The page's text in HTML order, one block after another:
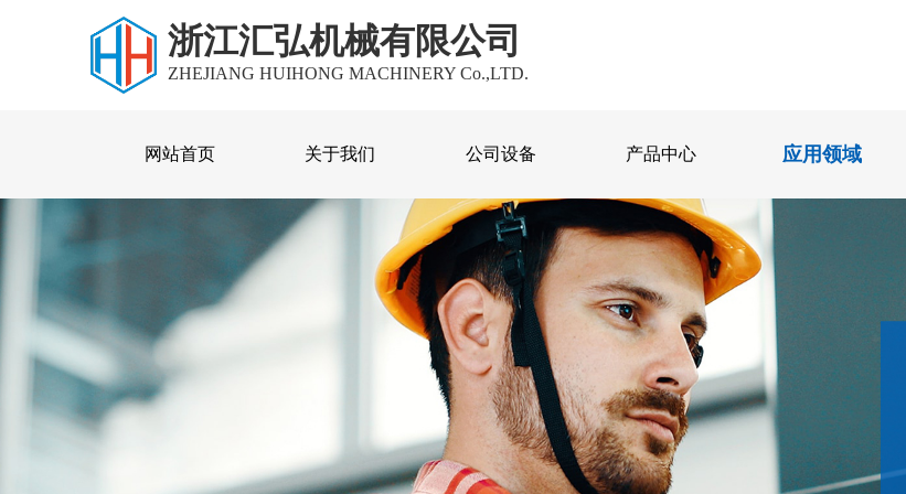
浙江汇弘机械有限公司
ZHEJIANG HUIHONG MACHINERY Co.,LTD.
网站首页 关于我们 公司设备 产品中心 应用领域